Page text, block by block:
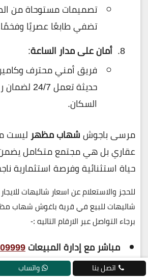
تصميمات مستوحاة من
تضفي طابعًا عصريًا
أمان على مدار الساعة:
فريق أمني محترف
حديثة تعمل
السكان.
مرسى باجوششهاب مظهر ليست
عقاري بل هي مجتمع متكامل يضمن
حياة استثنائية وفرصة استثمارية
للحجز والاستعلام عن اسعار شاليهات
برجاء التواصل عبر الارقام التاليه :-
مباشر مع إدارة المبيعات
او خلال الخط الساخن19839 اتصل بنا واتساب